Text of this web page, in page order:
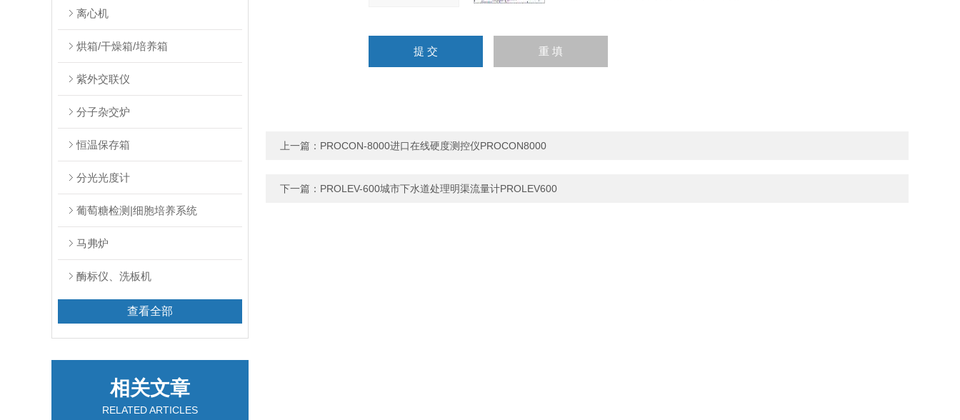
离心机
烘箱/干燥箱/培养箱
紫外交联仪
分子杂交炉
恒温保存箱
分光光度计
葡萄糖检测|细胞培养系统
马弗炉
酶标仪、洗板机
查看全部
相关文章
RELATED ARTICLES
上一篇： PROCON-8000进口在线硬度测控仪PROCON8000
下一篇： PROLEV-600城市下水道处理明渠流量计PROLEV600